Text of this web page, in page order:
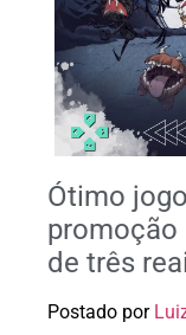
Ótimo
promoção
de três
Postado por